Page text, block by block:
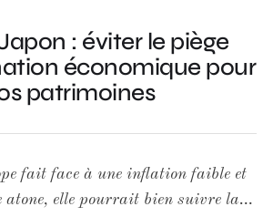
: éviter le piège
économique pour
patrimoines
fait face à une inflation faible et
atone, elle pourrait bien suivre la